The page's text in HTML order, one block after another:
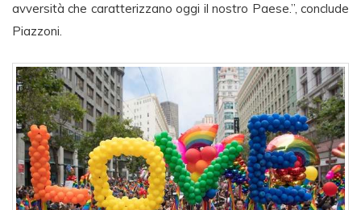
avversità che caratterizzano oggi il nostro Paese.”, conclude
Piazzoni.